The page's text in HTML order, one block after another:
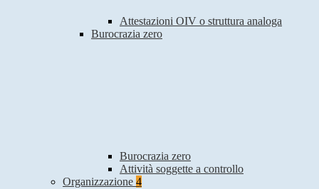
Attestazioni OIV o struttura analoga
Burocrazia zero
Burocrazia zero
Attività soggette a controllo
Organizzazione 4